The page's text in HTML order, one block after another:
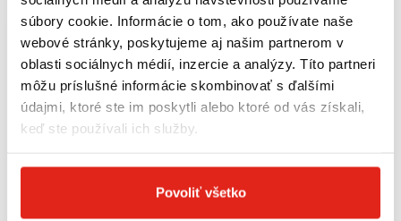
súbory cookie. Informácie o tom, ako používate naše
webové stránky, poskytujeme aj našim partnerom v
oblasti sociálnych médií, inzercie a analýzy. Títo partneri
môžu príslušné informácie skombinovať s ďalšími
údajmi, ktoré ste im poskytli alebo ktoré od vás získali,
keď ste používali ich služby.
Povoliť všetko